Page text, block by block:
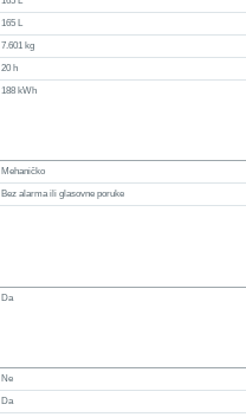
165 L
7.601 kg
20 h
188 kWh
Mehaničko
Bez alarma ili glasovne poruke
Da
Ne
Da